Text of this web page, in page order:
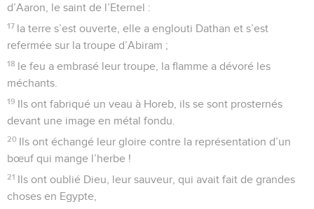
d’Aaron, le saint de l’Eternel :
17 la terre s’est ouverte, elle a englouti Dathan et s’est
refermée sur la troupe d’Abiram ;
18 le feu a embrasé leur troupe, la flamme a dévoré les
méchants.
19 Ils ont fabriqué un veau à Horeb, ils se sont prosternés
devant une image en métal fondu.
20 Ils ont échangé leur gloire contre la représentation d’un
bœuf qui mange l’herbe !
21 Ils ont oublié Dieu, leur sauveur, qui avait fait de grandes
choses en Egypte,